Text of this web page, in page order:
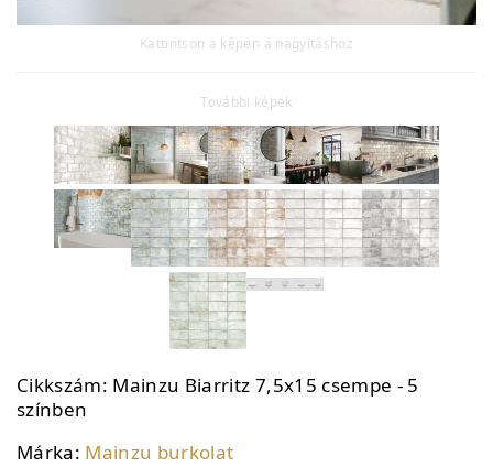
Kattintson a képen a nagyításhoz
További képek
Cikkszám: Mainzu Biarritz 7,5x15 csempe - 5
színben
Márka: Mainzu burkolat